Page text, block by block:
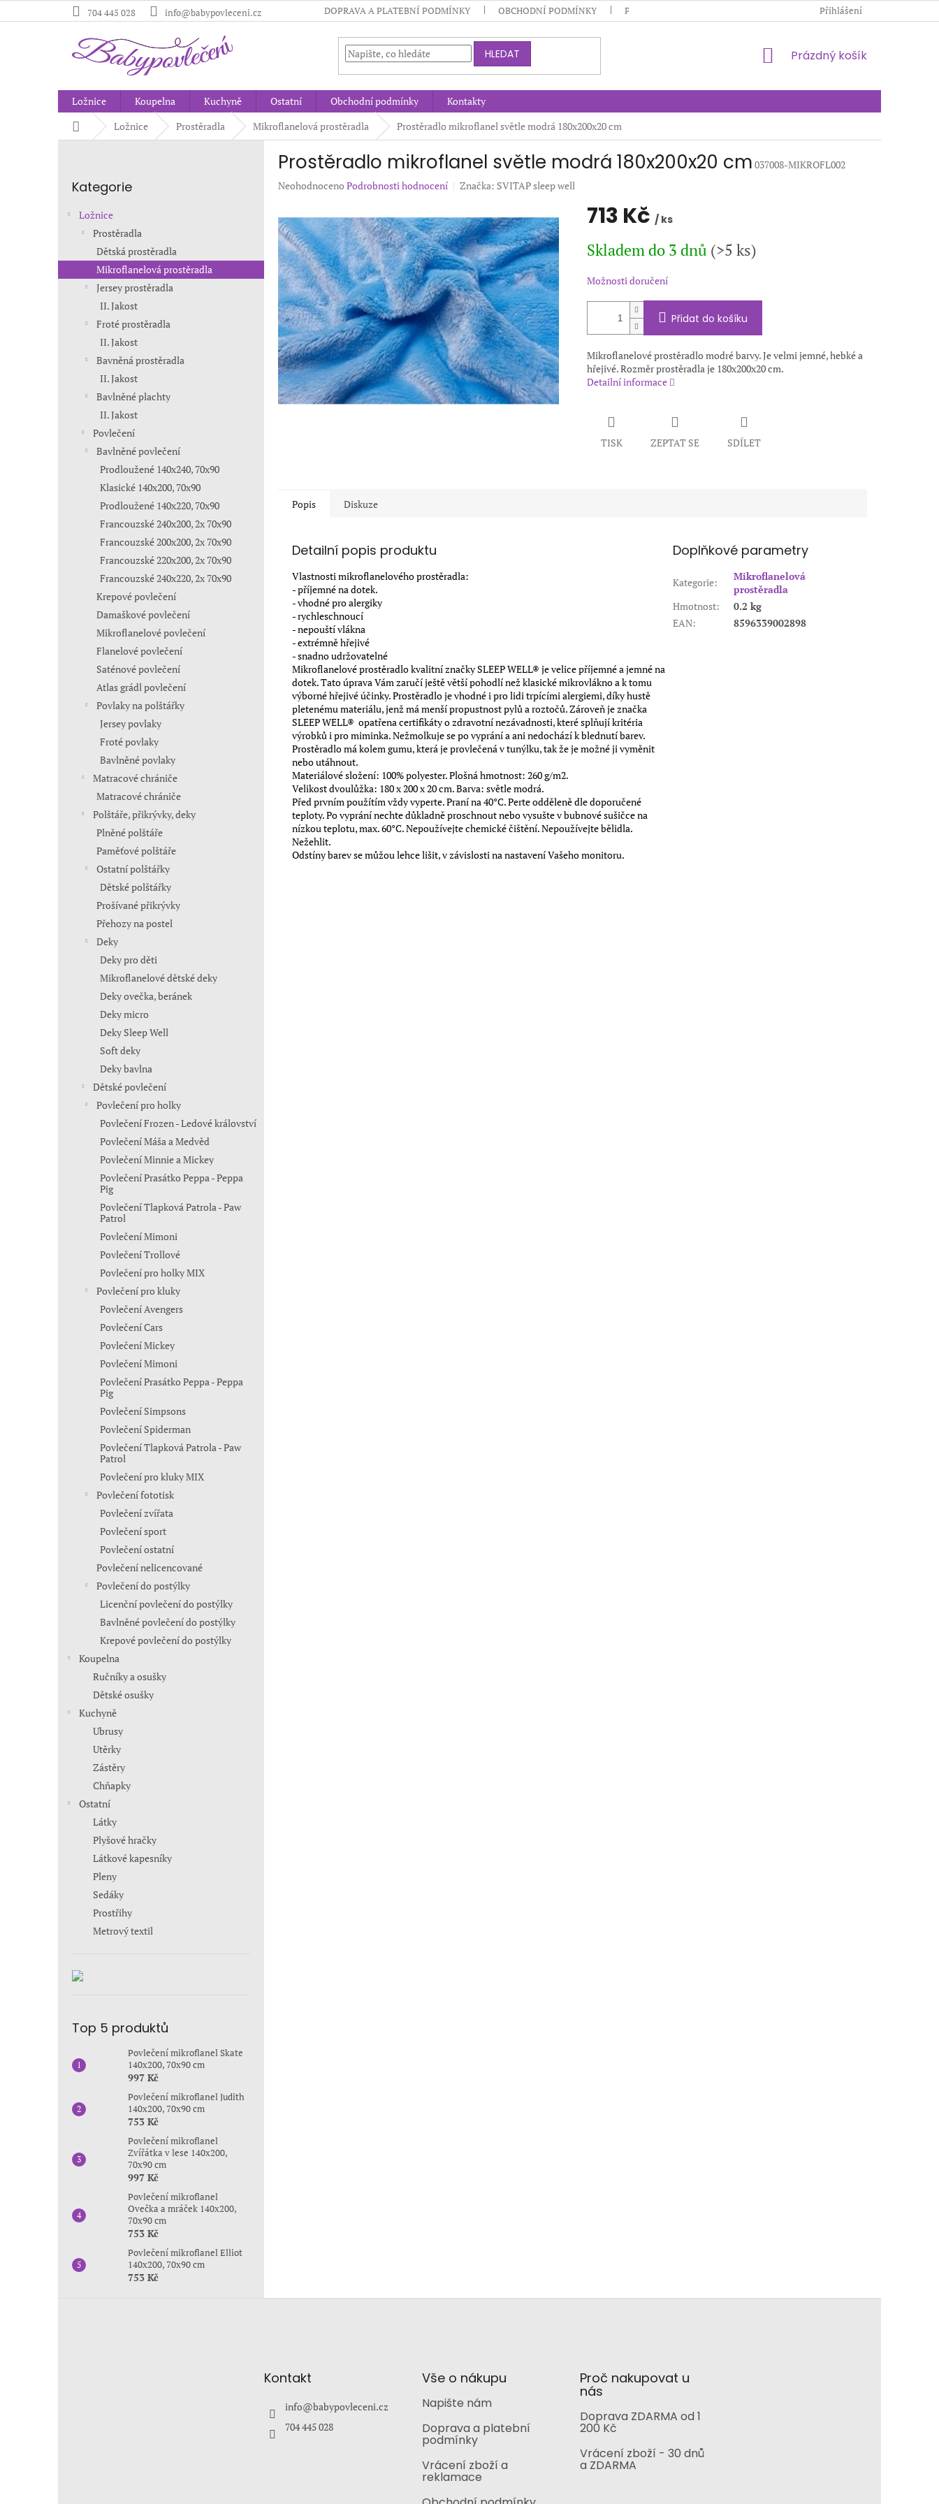
na
704 445 028 info@babypovleceni.cz DOPRAVA A PLATEBNÍ PODMÍNKY OBCHODNÍ PODMÍNKY PODMÍNKY OCHRANY OSOBNÍCH ÚDAJŮ KONTAKTY
Přihlášení
HLEDAT
NÁKUPNÍ
Prázdný košík
Ložnice Koupelna Kuchyně Ostatní Obchodní podmínky
Kontakty
Domů Ložnice Prostěradla Mikroflanelová prostěradla Prostěradlo mikroflanel světle modrá 180x200x20 cm
kategorie
Kategorie
Ložnice
Prostěradla
Dětská prostěradla
Mikroflanelová prostěradla
Jersey prostěradla
II. Jakost
Froté prostěradla
II. Jakost
Bavněná prostěradla
II. Jakost
Bavlněné plachty
II. Jakost
Povlečení
Bavlněné povlečení
Prodloužené 140x240, 70x90
Klasické 140x200, 70x90
Prodloužené 140x220, 70x90
Francouzské 240x200, 2x 70x90
Francouzské 200x200, 2x 70x90
Francouzské 220x200, 2x 70x90
Francouzské 240x220, 2x 70x90
Krepové povlečení
Damaškové povlečení
Mikroflanelové povlečení
Flanelové povlečení
Saténové povlečení
Atlas grádl povlečení
Povlaky na polštářky
Jersey povlaky
Froté povlaky
Bavlněné povlaky
Matracové chrániče
Matracové chrániče
Polštáře, přikrývky, deky
Plněné polštáře
Paměťové polštáře
Ostatní polštářky
Dětské polštářky
Prošívané přikrývky
Přehozy na postel
Deky
Deky pro děti
Mikroflanelové dětské deky
Deky ovečka, beránek
Deky micro
Deky Sleep Well
Soft deky
Deky bavlna
Dětské povlečení
Povlečení pro holky
Povlečení Frozen - Ledové království
Povlečení Máša a Medvěd
Povlečení Minnie a Mickey
Povlečení Prasátko Peppa - Peppa
Pig
Povlečení Tlapková Patrola - Paw
Patrol
Povlečení Mimoni
Povlečení Trollové
Povlečení pro holky MIX
Povlečení pro kluky
Povlečení Avengers
Povlečení Cars
Povlečení Mickey
Povlečení Mimoni
Povlečení Prasátko Peppa - Peppa
Pig
Povlečení Simpsons
Povlečení Spiderman
Povlečení Tlapková Patrola - Paw
Patrol
Povlečení pro kluky MIX
Povlečení fototisk
Povlečení zvířata
Povlečení sport
Povlečení ostatní
Povlečení nelicencované
Povlečení do postýlky
Licenční povlečení do postýlky
Bavlněné povlečení do postýlky
Krepové povlečení do postýlky
Koupelna
Ručníky a osušky
Dětské osušky
Kuchyně
Ubrusy
Utěrky
Zástěry
Chňapky
Ostatní
Látky
Plyšové hračky
Látkové kapesníky
Pleny
Sedáky
Prostřihy
Metrový textil
Top 5 produktů
Povlečení mikroflanel Skate
140x200, 70x90 cm
997 Kč
Povlečení mikroflanel Judith
140x200, 70x90 cm
753 Kč
Povlečení mikroflanel
Zvířátka v lese 140x200,
70x90 cm
997 Kč
Povlečení mikroflanel
Ovečka a mráček 140x200,
70x90 cm
753 Kč
Povlečení mikroflanel Elliot
140x200, 70x90 cm
753 Kč
Prostěradlo mikroflanel světle modrá 180x200x20 cm 037008-MIKROFL002
Průměrné
je
0,0
z
5
hvězdiček.
Neohodnoceno Podrobnosti hodnocení Značka: SVITAP sleep well
713 Kč / ks
cena:
Skladem do 3 dnů (>5 ks)
Možnosti doručení
Přidat do košíku
Mikroflanelové prostěradlo modré barvy. Je velmi jemné, hebké a
hřejivé. Rozměr prostěradla je 180x200x20 cm.
Detailní informace
TISK ZEPTAT SE SDÍLET
Popis Diskuze
Detailní popis produktu
Vlastnosti mikroflanelového prostěradla:
- příjemné na dotek.
- vhodné pro alergiky
- rychleschnoucí
- nepouští vlákna
- extrémně hřejivé
- snadno udržovatelné
Mikroflanelové prostěradlo kvalitní značky SLEEP WELL® je velice příjemné a jemné na
dotek. Tato úprava Vám zaručí ještě větší pohodlí než klasické mikrovlákno a k tomu
výborné hřejivé účinky.Prostěradlo je vhodné i pro lidi trpícími alergiemi, díky hustě
pletenému materiálu, jenž má menší propustnost pylů a roztočů.Zároveň je značka
SLEEP WELL® opatřena certifikáty o zdravotní nezávadnosti, které splňují kritéria
výrobků i pro miminka.Nežmolkuje se po vyprání a ani nedochází k blednutí barev.
Prostěradlo má kolem gumu, která je provlečená v tunýlku, tak že je možné ji vyměnit
nebo utáhnout.
Materiálové složení: 100% polyester. Plošná hmotnost: 260 g/m2.
Velikost dvoulůžka: 180 x 200 x 20 cm. Barva: světle modrá.
Před prvním použítím vždy vyperte. Praní na 40°C. Perte odděleně dle doporučené
teploty. Po vyprání nechte důkladně proschnout nebo vysušte v bubnové sušičce na
nízkou teplotu, max. 60°C. Nepoužívejte chemické čištění. Nepoužívejte bělidla.
Nežehlit.
Odstíny barev se můžou lehce lišit, v závislosti na nastavení Vašeho monitoru.
Doplňkové parametry
Kategorie:
Mikroflanelová
prostěradla
Hmotnost:
0.2 kg
EAN: 8596339002898
Kontakt
info@babypovleceni.cz
704 445 028
Vše o nákupu
Napište nám
Doprava a platební
podmínky
Vrácení zboží a
reklamace
Proč nakupovat u
nás
Doprava ZDARMA od 1
200 Kč
Vrácení zboží - 30 dnů
a ZDARMA